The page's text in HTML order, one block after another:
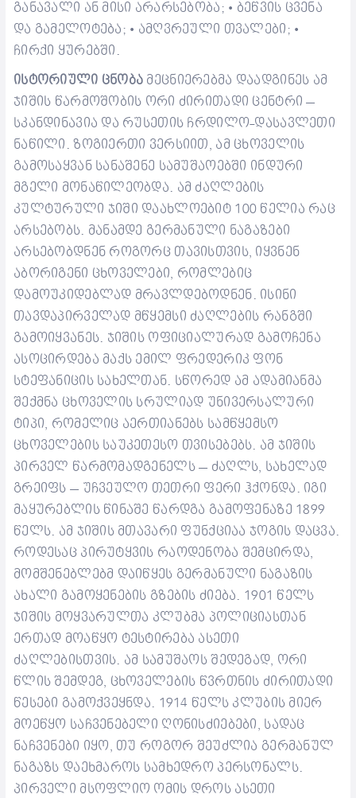
განავალი ან მისი არარსებობა; • ბეწვის ცვენა
და გამელოტება; • ამღვრეული თვალები; •
ჩირქი ყურებში.
ისტორიული ცნობა მეცნიერებმა დაადგინეს ამ
ჯიშის წარმოშობის ორი ძირითადი ცენტრი –
სკანდინავია და რუსეთის ჩრდილო-დასავლეთი
ნაწილი. ზოგიერთი ვერსიით, ამ ცხოველის
გამოსაყვან სანაშენე სამუშაოებში ინდური
მგელი მონაწილეობდა. ამ ძაღლების
კულტურული ჯიში დაახლოებიტ 100 წელია რაც
არსებობს. მანამდე გერმანული ნაგაზები
არსებობდნენ როგორც თავისთვის, იყვნენ
აბორიგენი ცხოველები, რომლებიც
დამოუკიდებლად მრავლდებოდნენ. ისინი
თავდაპირველად მწყემსი ძაღლების რანგში
გამოიყვანეს. ჯიშის ოფიციალურად გამოჩენა
ასოცირდება მაქს ემილ ფრედერიკ ფონ
სტეფანიცის სახელთან. სწორედ ამ ადამიანმა
შექმნა ცხოველის სრულიად უნივერსალური
ტიპი, რომელიც აერთიანებს სამწყემსო
ცხოველების საუკეთესო თვისებებს. ამ ჯიშის
პირველ წარმომადგენელს – ძაღლს, სახელად
გრეიფს – უჩვეულო თეთრი ფერი ჰქონდა. იგი
მაყურებლის წინაშე წარდგა გამოფენაზე 1899
წელს. ამ ჯიშის მთავარი ფუნქციაა ჯოგის დაცვა.
როდესაც პირუტყვის რაოდენობა შემცირდა,
მომშენებლებმ დაიწყეს გერმანული ნაგაზის
ახალი გამოყენების გზების ძიება. 1901 წელს
ჯიშის მოყვარულთა კლუბმა პოლიციასთან
ერთად მოაწყო ტესტირება ასეთი
ძაღლებისთვის. ამ სამუშაოს შედეგად, ორი
წლის შემდეგ, ცხოველების წვრთნის ძირითადი
წესები გამოქვეყნდა. 1914 წელს კლუბის მიერ
მოეწყო საჩვენებელი ღონისძიებები, სადაც
ნაჩვენები იყო, თუ როგორ შეუძლია გერმანულ
ნაგაზს დაეხმაროს სამხედრო პერსონალს.
პირველი მსოფლიო ომის დროს ასეთი